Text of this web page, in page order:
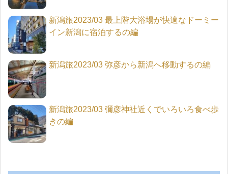
新潟旅2023/03 最上階大浴場が快適なドーミー
イン新潟に宿泊するの編
新潟旅2023/03 弥彦から新潟へ移動するの編
新潟旅2023/03 彌彦神社近くでいろいろ食べ歩
きの編